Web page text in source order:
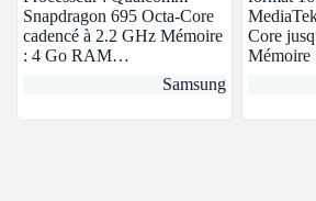
Snapdragon 695 Octa-Core
cadencé à 2.2 GHz Mémoire
: 4 Go RAM…
Samsung
Core